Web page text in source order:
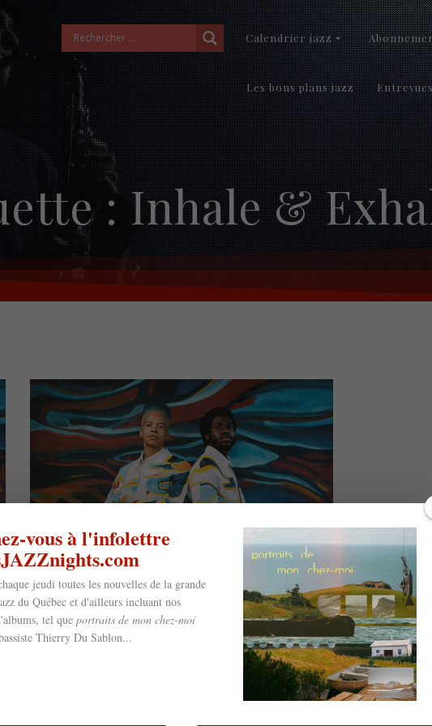
Calendrier jazz
Les bons plans jazz Entrevues
: Inhale &
vous à l'infolettre
jeudi toutes les nouvelles de la grande
du Québec et d'ailleurs incluant nos
tel que portraits de mon chez-moi
Thierry Du Sablon...